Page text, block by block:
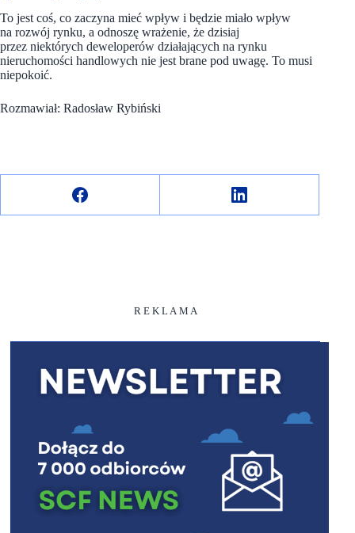
To jest coś, co zaczyna mieć wpływ i będzie miało wpływ
na rozwój rynku, a odnoszę wrażenie, że dzisiaj
przez niektórych deweloperów działających na rynku
nieruchomości handlowych nie jest brane pod uwagę. To musi
niepokoić.
Rozmawiał: Radosław Rybiński
R E K L A M A